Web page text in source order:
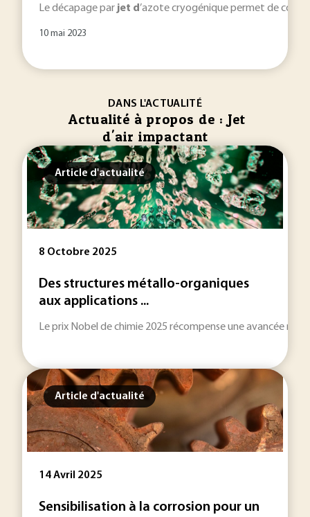
Le décapage par jet d’azote cryogénique permet de
10 mai 2023
DANS L'ACTUALITÉ
Actualité à propos de : Jet
d'air impactant
Article d'actualité
8 Octobre 2025
Des structures métallo-organiques
aux applications ...
Le prix Nobel de chimie 2025 récompense une avancée
Article d'actualité
14 Avril 2025
Sensibilisation à la corrosion pour un